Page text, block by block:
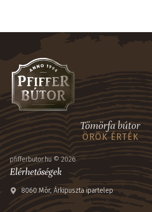
Tömörfa bútor
ÖRÖK ÉRTÉK
pfifferbutor.hu © 2026
Elérhetőségek
8060 Mór, Árkipuszta ipartelep